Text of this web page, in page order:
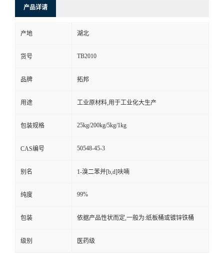
产品详请
产地 湖北
货号 TB2010
品牌 拓邦
用途 工业原材料,用于工业化大生产
包装规格 25kg/200kg/5kg/1kg
CAS编号 50548-45-3
别名 1-溴二苯并[b,d]呋喃
纯度 99%
包装 依据产品性状而定,一般为:纸板桶或镀锌铁桶
级别 医药级